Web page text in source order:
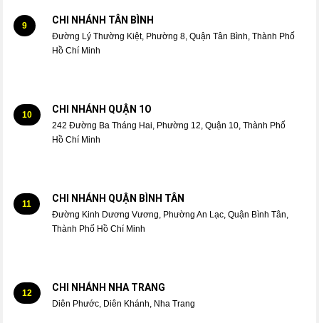
9 CHI NHÁNH TÂN BÌNH
Đường Lý Thường Kiệt, Phường 8, Quận Tân Bình, Thành Phố
Hồ Chí Minh
10 CHI NHÁNH QUẬN 1O
242 Đường Ba Tháng Hai, Phường 12, Quận 10, Thành Phố
Hồ Chí Minh
11 CHI NHÁNH QUẬN BÌNH TÂN
Đường Kinh Dương Vương, Phường An Lạc, Quận Bình Tân,
Thành Phố Hồ Chí Minh
12 CHI NHÁNH NHA TRANG
Diên Phước, Diên Khánh, Nha Trang